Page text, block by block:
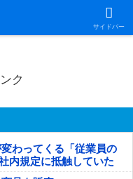
サイドバー
ク
わってくる「従業員の
内規定に抵触していた